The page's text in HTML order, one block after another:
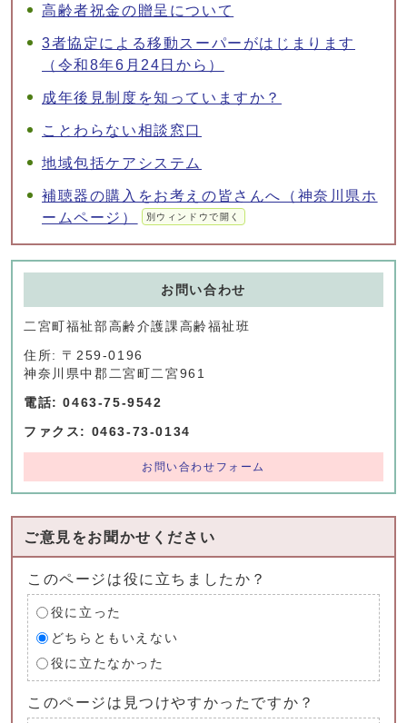
高齢者祝金の贈呈について
3者協定による移動スーパーがはじまります
（令和8年6月24日から）
成年後見制度を知っていますか？
ことわらない相談窓口
地域包括ケアシステム
補聴器の購入をお考えの皆さんへ（神奈川県ホ
ームページ）
別ウィンドウで開く
お問い合わせ
二宮町福祉部高齢介護課高齢福祉班
住所: 〒259-0196
神奈川県中郡二宮町二宮961
電話: 0463-75-9542
ファクス: 0463-73-0134
お問い合わせフォーム
ご意見をお聞かせください
このページは役に立ちましたか？
役に立った
どちらともいえない
役に立たなかった
このページは見つけやすかったですか？